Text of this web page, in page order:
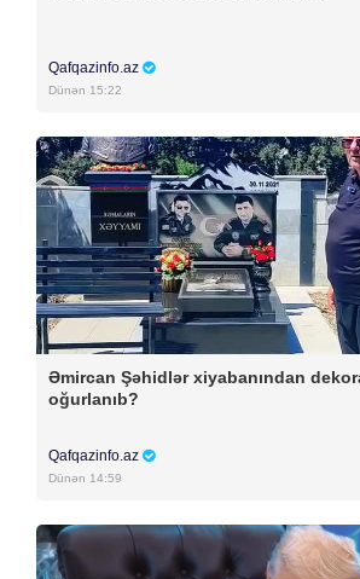
Qafqazinfo.az
Dünən 15:22
Əmircan Şəhidlər xiyabanından
oğurlanıb?
Qafqazinfo.az
Dünən 14:59